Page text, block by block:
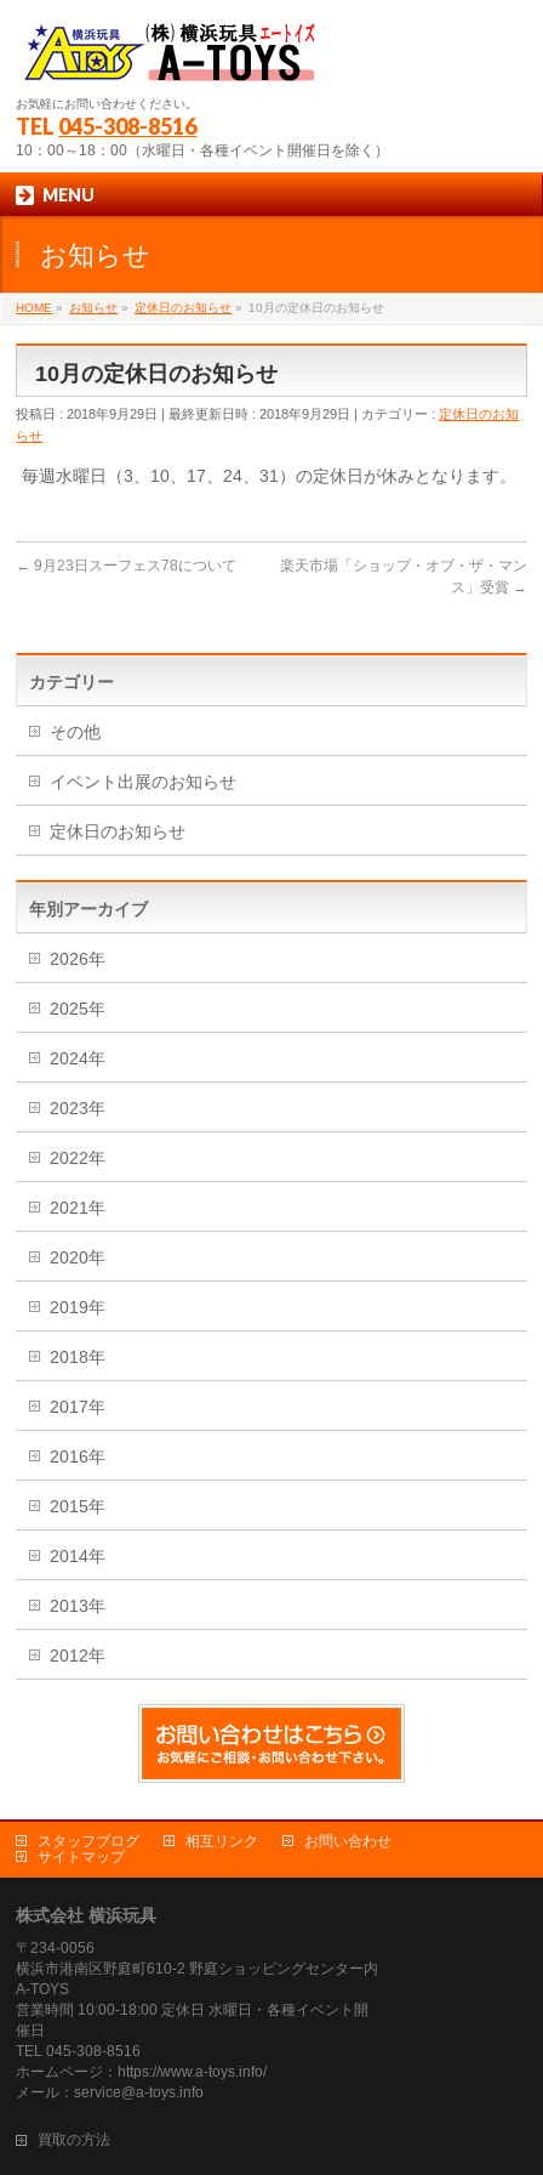
お気軽にお問い合わせください。
TEL 045-308-8516
10：00～18：00（水曜日・各種イベント開催日を除く）
MENU
お知らせ
HOME » お知らせ » 定休日のお知らせ » 10月の定休日のお知らせ
10月の定休日のお知らせ
投稿日 : 2018年9月29日 最終更新日時 : 2018年9月29日 カテゴリー :定休日のお知
らせ
毎週水曜日（3、10、17、24、31）の定休日が休みとなります。
← 9月23日スーフェス78について
楽天市場「ショップ・オブ・ザ・マン
ス」受賞 →
カテゴリー
その他
イベント出展のお知らせ
定休日のお知らせ
年別アーカイブ
2026年
2025年
2024年
2023年
2022年
2021年
2020年
2019年
2018年
2017年
2016年
2015年
2014年
2013年
2012年
スタッフブログ 相互リンク
お問い合わせ
サイトマップ
株式会社 横浜玩具
〒234-0056
横浜市港南区野庭町610-2 野庭ショッピングセンター内
A-TOYS
営業時間 10:00-18:00 定休日 水曜日・各種イベント開
催日
TEL 045-308-8516
ホームページ：https://www.a-toys.info/
メール：service@a-toys.info
買取の方法